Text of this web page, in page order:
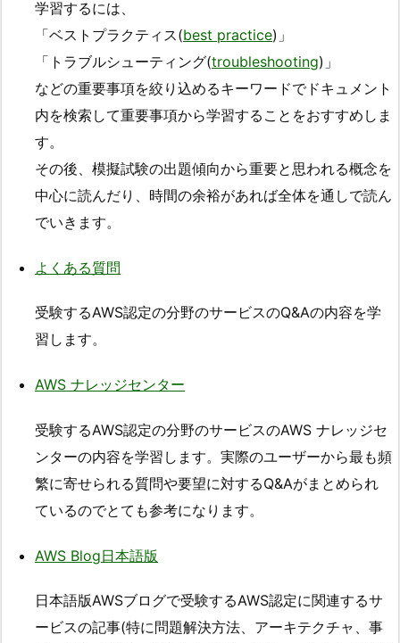
学習するには、
「ベストプラクティス(best practice)」
「トラブルシューティング(troubleshooting)」
などの重要事項を絞り込めるキーワードでドキュメント
内を検索して重要事項から学習することをおすすめしま
す。
その後、模擬試験の出題傾向から重要と思われる概念を
中心に読んだり、時間の余裕があれば全体を通しで読ん
でいきます。
よくある質問
受験するAWS認定の分野のサービスのQ&Aの内容を学
習します。
AWS ナレッジセンター
受験するAWS認定の分野のサービスのAWS ナレッジセ
ンターの内容を学習します。実際のユーザーから最も頻
繁に寄せられる質問や要望に対するQ&Aがまとめられ
ているのでとても参考になります。
AWS Blog日本語版
日本語版AWSブログで受験するAWS認定に関連するサ
ービスの記事(特に問題解決方法、アーキテクチャ、事